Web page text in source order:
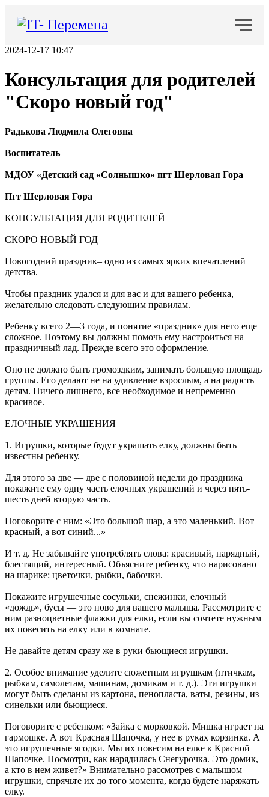
2024-12-17 10:47
Консультация для родителей
"Скоро новый год"
Радькова Людмила Олеговна
Воспитатель
МДОУ «Детский сад «Солнышко» пгт Шерловая Гора
Пгт Шерловая Гора
КОНСУЛЬТАЦИЯ ДЛЯ РОДИТЕЛЕЙ
СКОРО НОВЫЙ ГОД
Новогодний праздник– одно из самых ярких впечатлений
детства.
Чтобы праздник удался и для вас и для вашего ребенка,
желательно следовать следующим правилам.
Ребенку всего 2—3 года, и понятие «праздник» для него еще
сложное. Поэтому вы должны помочь ему настроиться на
праздничный лад. Прежде всего это оформление.
Оно не должно быть громоздким, занимать большую площадь
группы. Его делают не на удивление взрослым, а на радость
детям. Ничего лишнего, все необходимое и непременно
красивое.
ЕЛОЧНЫЕ УКРАШЕНИЯ
1. Игрушки, которые будут украшать елку, должны быть
известны ребенку.
Для этого за две — две с половиной недели до праздника
покажите ему одну часть елочных украшений и через пять-
шесть дней вторую часть.
Поговорите с ним: «Это большой шар, а это маленький. Вот
красный, а вот синий...»
И т. д. Не забывайте употреблять слова: красивый, нарядный,
блестящий, интересный. Объясните ребенку, что нарисовано
на шарике: цветочки, рыбки, бабочки.
Покажите игрушечные сосульки, снежинки, елочный
«дождь», бусы — это ново для вашего малыша. Рассмотрите с
ним разноцветные флажки для елки, если вы сочтете нужным
их повесить на елку или в комнате.
Не давайте детям сразу же в руки бьющиеся игрушки.
2. Особое внимание уделите сюжетным игрушкам (птичкам,
рыбкам, самолетам, машинам, домикам и т. д.). Эти игрушки
могут быть сделаны из картона, пенопласта, ваты, резины, из
синельки или бьющиеся.
Поговорите с ребенком: «Зайка с морковкой. Мишка играет на
гармошке. А вот Красная Шапочка, у нее в руках корзинка. А
это игрушечные ягодки. Мы их повесим на елке к Красной
Шапочке. Посмотри, как нарядилась Снегурочка. Это домик,
а кто в нем живет?» Внимательно рассмотрев с малышом
игрушки, спрячьте их до того момента, когда будете наряжать
елку.